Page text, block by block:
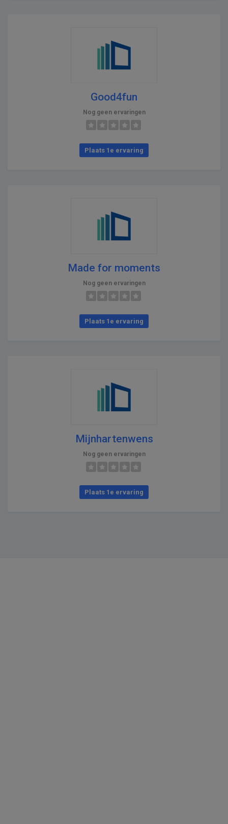
Good4fun
Nog geen ervaringen
Plaats 1e ervaring
Made for moments
Nog geen ervaringen
Plaats 1e ervaring
Mijnhartenwens
Nog geen ervaringen
Plaats 1e ervaring